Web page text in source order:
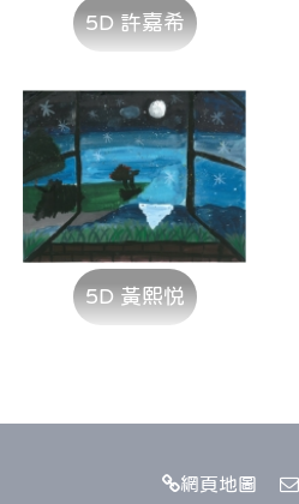
5D 許嘉希
5D 黃熙悦
網頁地圖